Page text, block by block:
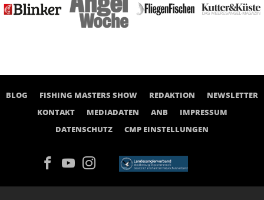
BLOG FISHING MASTERS SHOW REDAKTION
NEWSLETTER
KONTAKT
MEDIADATEN ANB
IMPRESSUM
DATENSCHUTZ
CMP EINSTELLUNGEN